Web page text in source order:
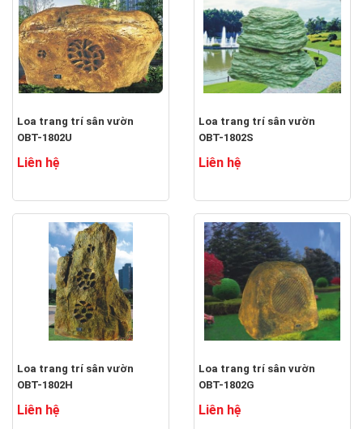
Loa trang trí sân vườn
OBT-1802U
Liên hệ
Loa trang trí sân vườn
OBT-1802S
Liên hệ
Loa trang trí sân vườn
OBT-1802H
Liên hệ
Loa trang trí sân vườn
OBT-1802G
Liên hệ